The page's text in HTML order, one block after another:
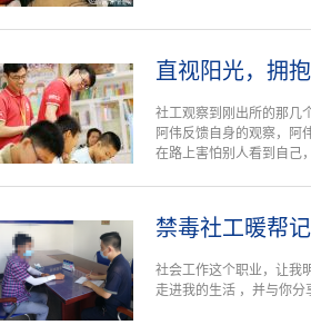
直视阳光，拥
社工观察到刚出所的那几
阿伟反馈自身的观察，阿
在路上害怕别人看到自己
禁毒社工暖帮
社会工作这个职业，让我
走进我的生活 ，并与你